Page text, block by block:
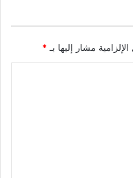
مشار إليها بـ *